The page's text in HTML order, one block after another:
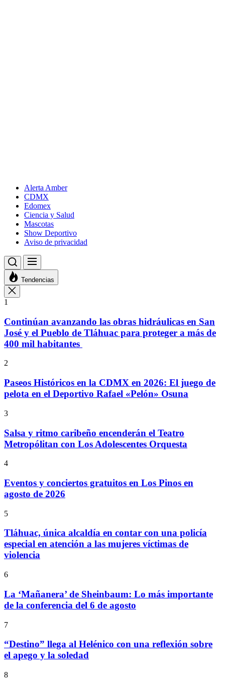
Alerta Amber
CDMX
Edomex
Ciencia y Salud
Mascotas
Show Deportivo
Aviso de privacidad
Tendencias
1
Continúan avanzando las obras hidráulicas en San
José y el Pueblo de Tláhuac para proteger a más de
400 mil habitantes
2
Paseos Históricos en la CDMX en 2026: El juego de
pelota en el Deportivo Rafael «Pelón» Osuna
3
Salsa y ritmo caribeño encenderán el Teatro
Metropólitan con Los Adolescentes Orquesta
4
Eventos y conciertos gratuitos en Los Pinos en
agosto de 2026
5
Tláhuac, única alcaldía en contar con una policía
especial en atención a las mujeres víctimas de
violencia
6
La ‘Mañanera’ de Sheinbaum: Lo más importante
de la conferencia del 6 de agosto
7
“Destino” llega al Helénico con una reflexión sobre
el apego y la soledad
8